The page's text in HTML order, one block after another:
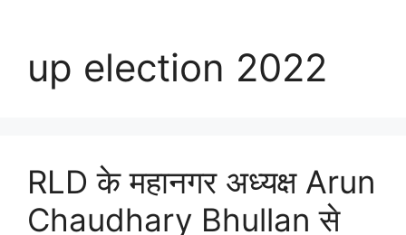
up election 2022
RLD के महानगर अध्यक्ष Arun
Chaudhary Bhullan से